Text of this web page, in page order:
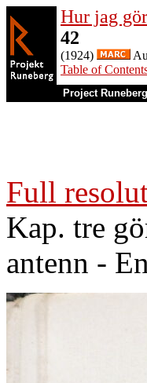
Hur jag
42
(1924)
Table of
Project Runeberg
Full
Kap. tre
antenn -